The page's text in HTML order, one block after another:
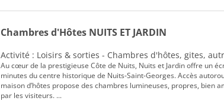
Chambres d'Hôtes NUITS ET JARDIN
Activité : Loisirs & sorties - Chambres d'hôtes, gites,
Au cœur de la prestigieuse Côte de Nuits, Nuits et Jardin offre un
minutes du centre historique de Nuits‑Saint‑Georges. Accès
maison d’hôtes propose des chambres lumineuses, propres, bien
par les visiteurs. ...